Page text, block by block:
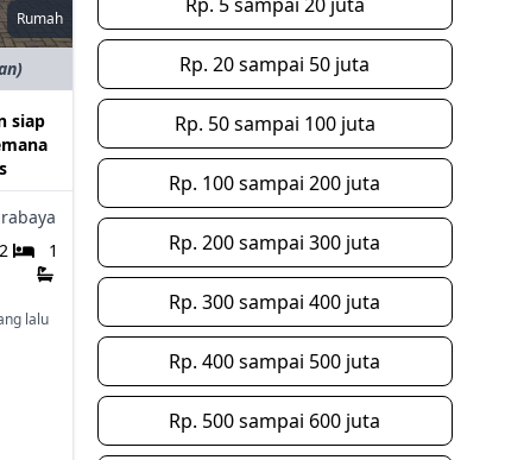
Rumah
siap
2 1
lalu
Rp. 20 sampai 50 juta
Rp. 50 sampai 100 juta
Rp. 100 sampai 200 juta
Rp. 200 sampai 300 juta
Rp. 300 sampai 400 juta
Rp. 400 sampai 500 juta
Rp. 500 sampai 600 juta